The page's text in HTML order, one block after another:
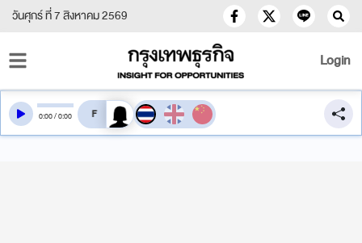
วันศุกร์ ที่ 7 สิงหาคม 2569
Login
0:00/0:00 สลับเสียงอ่าน